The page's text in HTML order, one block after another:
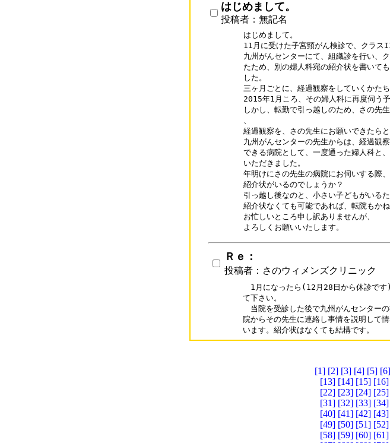
はじめまして。
投稿者：無記名
はじめまして。
11月に受けた子宮頸がん検診で、クラス
九州がんセンターにて、組織診を行い
たため、別の婦人科宛の紹介状を書いて
した。
三ヶ月ごとに、経過観察をしていくかたち
2015年1月ころ、その婦人科に再度伺う予
しかし、転勤で引っ越しのため、さの先
、
経過観察を、さの先生にお願いできたらと
九州がんセンターの先生からは、経過観
できる病院として、一度通った婦人科と
いただきました。
年明けにさの先生の病院にお伺いする際
紹介状がいるのでしょうか？
引っ越し後なのと、小さい子どもがいるた
紹介状なくても可能であれば、転院もか
お忙しいところ申し訳ありませんが、
よろしくお願いいたします。
Ｒｅ：
投稿者：さのウィメンズクリニック
1月になったら(12月28日から休診です
て下さい。
当院を受診した後で九州がんセンター
院からその先生に連絡し事情を説明して
います。紹介状はなくても結構です。
[1] [2] [3] [4] [5] [6]
[13] [14] [15] [16]
[22] [23] [24] [25]
[31] [32] [33] [34]
[40] [41] [42] [43]
[49] [50] [51] [52]
[58] [59] [60] [61]